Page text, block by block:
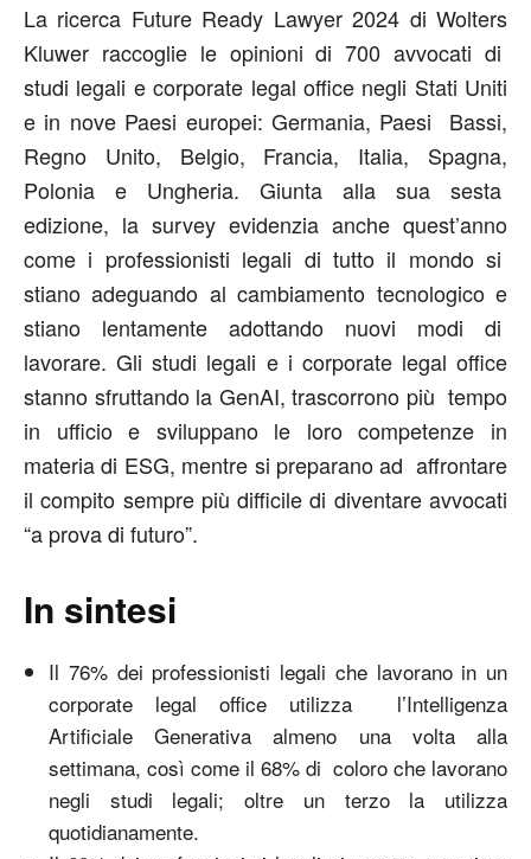
La ricerca Future Ready Lawyer 2024 di Wolters
Kluwer raccoglie le opinioni di 700 avvocati di
studi legali e corporate legal office negli Stati Uniti
e in nove Paesi europei: Germania, Paesi Bassi,
Regno Unito, Belgio, Francia, Italia, Spagna,
Polonia e Ungheria. Giunta alla sua sesta
edizione, la survey evidenzia anche quest’anno
come i professionisti legali di tutto il mondo si
stiano adeguando al cambiamento tecnologico e
stiano lentamente adottando nuovi modi di
lavorare. Gli studi legali e i corporate legal office
stanno sfruttando la GenAI, trascorrono più tempo
in ufficio e sviluppano le loro competenze in
materia di ESG, mentre si preparano ad affrontare
il compito sempre più difficile di diventare avvocati
“a prova di futuro”.
In sintesi
Il 76% dei professionisti legali che lavorano in un
corporate legal office utilizza l’Intelligenza
Artificiale Generativa almeno una volta alla
settimana, così come il 68% di coloro che lavorano
negli studi legali; oltre un terzo la utilizza
quotidianamente.